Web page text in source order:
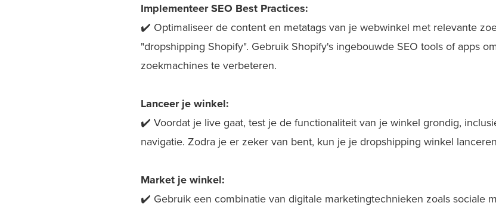
Implementeer SEO Best Practices:
✔️ Optimaliseer de content en metatags van je webwinkel met relevante
"dropshipping Shopify". Gebruik Shopify's ingebouwde SEO tools of apps
zoekmachines te verbeteren.
Lanceer je winkel:
✔️ Voordat je live gaat, test je de functionaliteit van je winkel grondig,
navigatie. Zodra je er zeker van bent, kun je je dropshipping winkel
Market je winkel:
✔️ Gebruik een combinatie van digitale marketingtechnieken zoals sociale